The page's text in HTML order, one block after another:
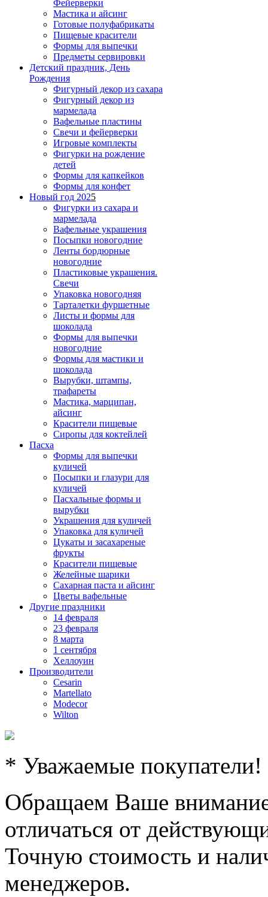
Фейерверки
Мастика и айсинг
Готовые полуфабрикаты
Пищевые красители
Формы для выпечки
Предметы сервировки
Детский праздник, День
Рождения
Фигурный декор из сахара
Фигурный декор из
мармелада
Вафельные пластины
Свечи и фейерверки
Игровые комплекты
Фигурки на рождение
детей
Формы для капкейков
Формы для конфет
Новый год 2025
Фигурки из сахара и
мармелада
Вафельные украшения
Посыпки новогодние
Ленты бордюрные
новогодние
Пластиковые украшения.
Свечи
Упаковка новогодняя
Тарталетки фуршетные
Листы и формы для
шоколада
Формы для выпечки
новогодние
Формы для мастики и
шоколада
Вырубки, штампы,
трафареты
Мастика, марципан,
айсинг
Красители пищевые
Сиропы для коктейлей
Пасха
Формы для выпечки
куличей
Посыпки и глазури для
куличей
Пасхальные формы и
вырубки
Украшения для куличей
Упаковка для куличей
Цукаты и засахареные
фрукты
Красители пищевые
Желейные шарики
Сахарная паста и айсинг
Цветы вафельные
Другие праздники
14 февраля
23 февраля
8 марта
1 сентября
Хеллоуин
Производители
Cesarin
Martellato
Modecor
Wilton
* Уважаемые покупатели!
Обращаем Ваше
отличаться от
Точную стоимость и
менеджеров.